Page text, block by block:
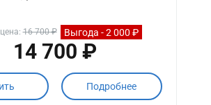
16 700 ₽ Выгода - 2 000 ₽
14 700 ₽
Подробнее